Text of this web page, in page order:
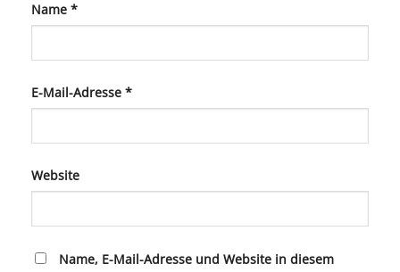
Name *
E-Mail-Adresse *
Website
Name, E-Mail-Adresse und Website in diesem